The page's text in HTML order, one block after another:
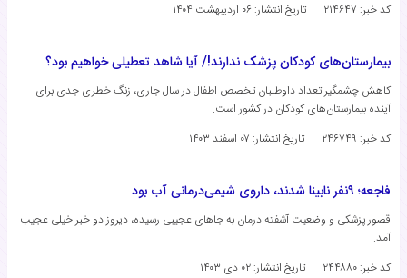
کد خبر: ۲۱۴۶۴۷
تاریخ انتشار: ۰۶ اردیبهشت ۱۴۰۴
بیمارستان‌های کودکان پزشک ندارند!/ آیا شاهد تعطیلی خواهیم بود؟
کاهش چشمگیر تعداد داوطلبان تخصص اطفال در سال جاری، زنگ خطری جدی برای
آینده بیمارستان‌های کودکان در کشور است.
کد خبر: ۲۴۶۷۴۹
تاریخ انتشار: ۰۷ اسفند ۱۴۰۳
فاجعه؛ ۹نفر نابینا شدند، داروی شیمی‌درمانی آب بود
قصور پزشکی و وضعیت آشفته درمان به جاهای عجیبی رسیده، دیروز دو خبر خیلی عجیب
آمد.
کد خبر: ۲۴۴۸۸۰
تاریخ انتشار: ۰۲ دی ۱۴۰۳